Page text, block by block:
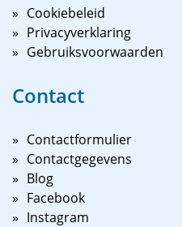
Cookiebeleid
Privacyverklaring
Gebruiksvoorwaarden
Contact
Contactformulier
Contactgegevens
Blog
Facebook
Instagram